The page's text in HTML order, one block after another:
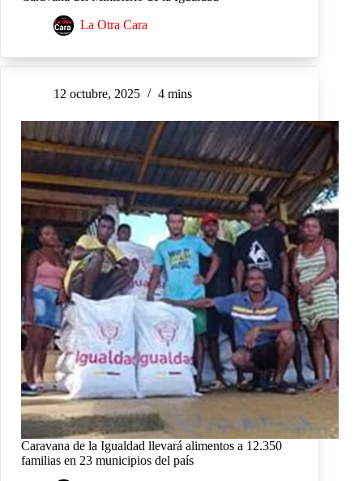
La Otra Cara
12 octubre, 2025 4 mins
Caravana de la Igualdad llevará alimentos a 12.350
familias en 23 municipios del país